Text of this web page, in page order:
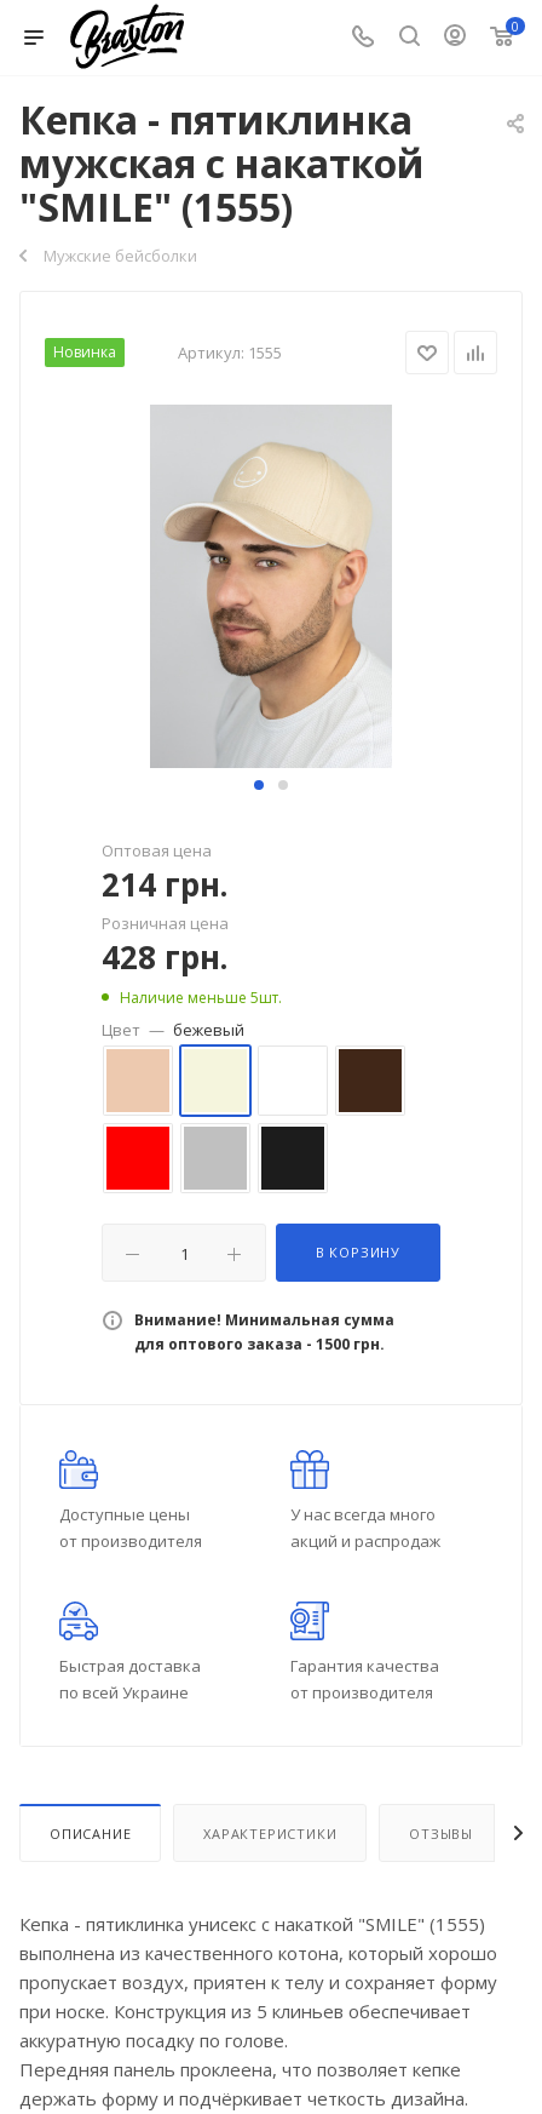
0
Кепка - пятиклинка
мужская с накаткой
"SMILE" (1555)
Мужские бейсболки
Новинка Артикул: 1555
Оптовая цена
214 грн.
Розничная цена
428 грн.
Наличие меньше 5шт.
Цвет — бежевый
В КОРЗИНУ
Внимание! Минимальная сумма
для оптового заказа - 1500 грн.
Доступные цены
от производителя
У нас всегда много
акций и распродаж
Быстрая доставка
по всей Украине
Гарантия качества
от производителя
ОПИСАНИЕ ХАРАКТЕРИСТИКИ ОТЗЫВЫ
Кепка - пятиклинка унисекс с накаткой "SMILE" (1555)
выполнена из качественного котона, который хорошо
пропускает воздух, приятен к телу и сохраняет форму
при носке. Конструкция из 5 клиньев обеспечивает
аккуратную посадку по голове.
Передняя панель проклеена, что позволяет кепке
держать форму и подчёркивает четкость дизайна.